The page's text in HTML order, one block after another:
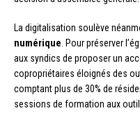
La digitalisation soulève
numérique. Pour préserver
aux syndics de proposer un
copropriétaires éloignés des
comptant plus de 30% de
sessions de formation aux